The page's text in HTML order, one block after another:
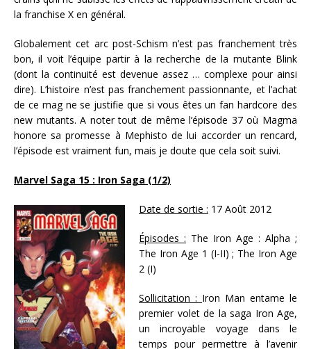
la franchise X en général.
Globalement cet arc post-Schism n’est pas franchement très
bon, il voit l’équipe partir à la recherche de la mutante Blink
(dont la continuité est devenue assez … complexe pour ainsi
dire). L’histoire n’est pas franchement passionnante, et l’achat
de ce mag ne se justifie que si vous êtes un fan hardcore des
new mutants. A noter tout de même l’épisode 37 où Magma
honore sa promesse à Mephisto de lui accorder un rencard,
l’épisode est vraiment fun, mais je doute que cela soit suivi.
Marvel Saga 15 : Iron Saga (1/2)
Date de sortie : 17 Août 2012
Épisodes : The Iron Age : Alpha ;
The Iron Age 1 (I-II) ; The Iron Age
2 (I)
Sollicitation : Iron Man entame le
premier volet de la saga Iron Age,
un incroyable voyage dans le
temps pour permettre à l’avenir